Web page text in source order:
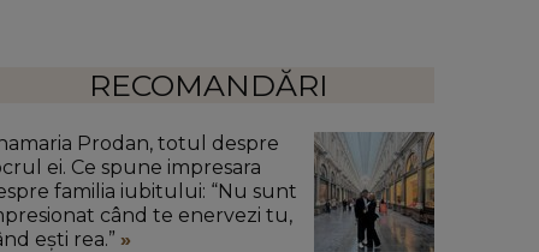
RECOMANDĂRI
Prodan, totul despre
ei. Ce spune impresara
familia iubitului: “Nu sunt
când te enervezi tu,
ești rea.”